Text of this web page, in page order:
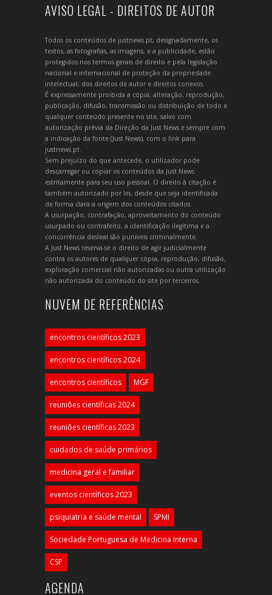
AVISO LEGAL - DIREITOS DE AUTOR
Todos os conteúdos de justnews.pt, designadamente, os
textos, as fotografias, as imagens, e a publicidade, estão
protegidos nos termos gerais de direito e pela legislação
nacional e internacional de proteção da propriedade
intelectual, dos direitos de autor e direitos conexos.
É expressamente proibida a cópia, alteração, reprodução,
publicação, difusão, transmissão ou distribuição de todo e
qualquer conteúdo presente no site, salvo com
autorização prévia da Direção da Just News e sempre com
a indicação da fonte (Just News), com o link para
justnews.pt.
Sem prejuízo do que antecede, o utilizador pode
descarregar ou copiar os conteúdos da Just News
estritamente para seu uso pessoal. O direito à citação é
também autorizado por lei, desde que seja identificada
de forma clara a origem dos conteúdos citados.
A usurpação, contrafação, aproveitamento do conteúdo
usurpado ou contrafeito, a identificação ilegítima e a
concorrência desleal são puníveis criminalmente.
A Just News reserva-se o direito de agir judicialmente
contra os autores de qualquer cópia, reprodução, difusão,
exploração comercial não autorizadas ou outra utilização
não autorizada do conteúdo do site por terceiros.
NUVEM DE REFERÊNCIAS
encontros científicos 2023
encontros científicos 2024
encontros científicos MGF
reuniões científicas 2024
reuniões científicas 2023
cuidados de saúde primários
medicina geral e familiar
eventos científicos 2023
psiquiatria e saúde mental SPMI
Sociedade Portuguesa de Medicina Interna
CSP
AGENDA